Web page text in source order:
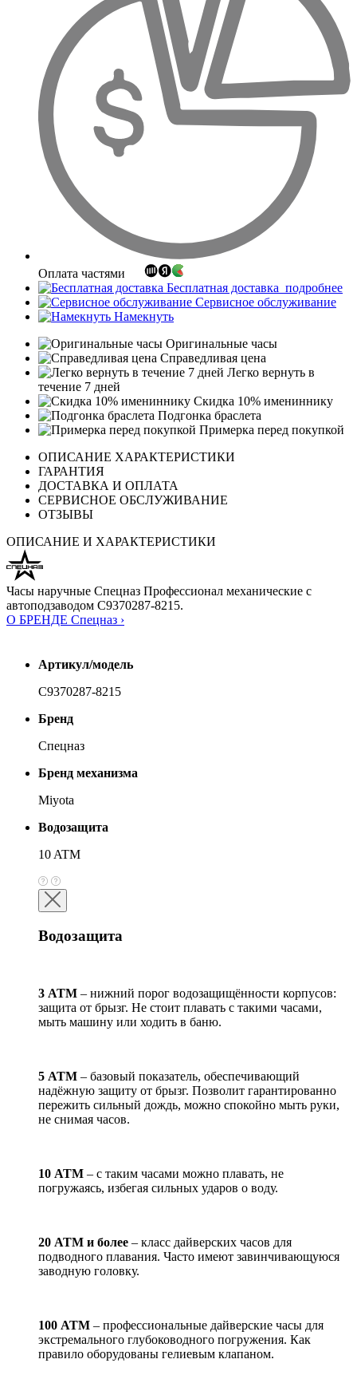
Оплата частями
Бесплатная доставка подробнее
Сервисное обслуживание
Намекнуть
Оригинальные часы
Справедливая цена
Легко вернуть в
течение 7 дней
Скидка 10% имениннику
Подгонка браслета
Примерка перед покупкой
ОПИСАНИЕ ХАРАКТЕРИСТИКИ
ГАРАНТИЯ
ДОСТАВКА И ОПЛАТА
СЕРВИСНОЕ ОБСЛУЖИВАНИЕ
ОТЗЫВЫ
ОПИСАНИЕ И ХАРАКТЕРИСТИКИ
Часы наручные Спецназ Профессионал механические с
автоподзаводом С9370287-8215.
О БРЕНДЕ Спецназ ›
Артикул/модель
С9370287-8215
Бренд
Спецназ
Бренд механизма
Miyota
Водозащита
10 ATM
Водозащита
3 АТМ – нижний порог водозащищённости корпусов:
защита от брызг. Не стоит плавать с такими часами,
мыть машину или ходить в баню.
5 АТМ – базовый показатель, обеспечивающий
надёжную защиту от брызг. Позволит гарантированно
пережить сильный дождь, можно спокойно мыть руки,
не снимая часов.
10 АТМ – с таким часами можно плавать, не
погружаясь, избегая сильных ударов о воду.
20 АТМ и более – класс дайверских часов для
подводного плавания. Часто имеют завинчивающуюся
заводную головку.
100 АТМ – профессиональные дайверские часы для
экстремального глубоководного погружения. Как
правило оборудованы гелиевым клапаном.